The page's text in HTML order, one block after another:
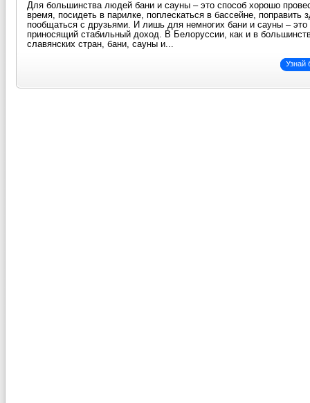
Для большинства людей бани и сауны – это способ хорошо
время, посидеть в парилке, поплескаться в бассейне, поправить
пообщаться с друзьями. И лишь для немногих бани и сауны – это
приносящий стабильный доход. В Белоруссии, как и в
славянских стран, бани, сауны и...
Узнай